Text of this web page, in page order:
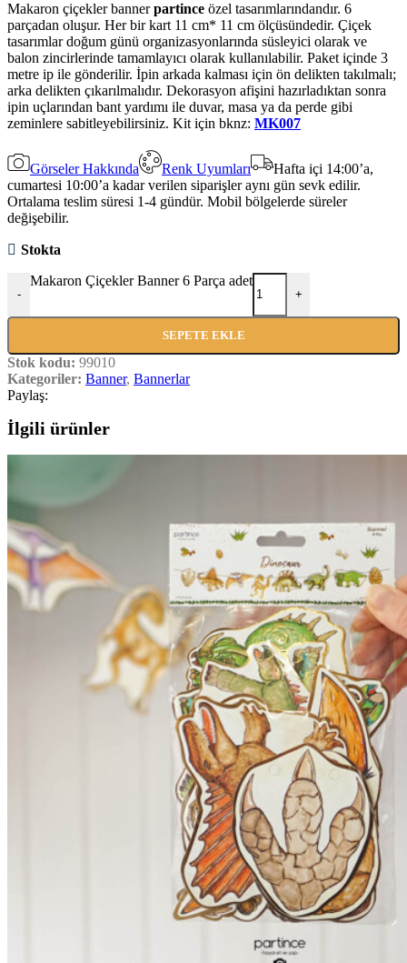
Makaron çiçekler bannerpartince özel tasarımlarındandır. 6
parçadan oluşur. Her bir kart 11 cm* 11 cm ölçüsündedir. Çiçek
tasarımlar doğum günü organizasyonlarında süsleyici olarak ve
balon zincirlerinde tamamlayıcı olarak kullanılabilir. Paket içinde 3
metre ip ile gönderilir. İpin arkada kalması için ön delikten takılmalı;
arka delikten çıkarılmalıdır. Dekorasyon afişini hazırladıktan sonra
ipin uçlarından bant yardımı ile duvar, masa ya da perde gibi
zeminlere sabitleyebilirsiniz. Kit için bknz: MK007
Görseler Hakkında Renk Uyumları
Hafta içi 14:00’a,
cumartesi 10:00’a kadar verilen siparişler aynı gün sevk edilir.
Ortalama teslim süresi 1-4 gündür. Mobil bölgelerde süreler
değişebilir.
Stokta
-
Makaron Çiçekler Banner 6 Parça adet
+
SEPETE EKLE
Stok kodu: 99010
Kategoriler: Banner, Bannerlar
Paylaş:
İlgili ürünler